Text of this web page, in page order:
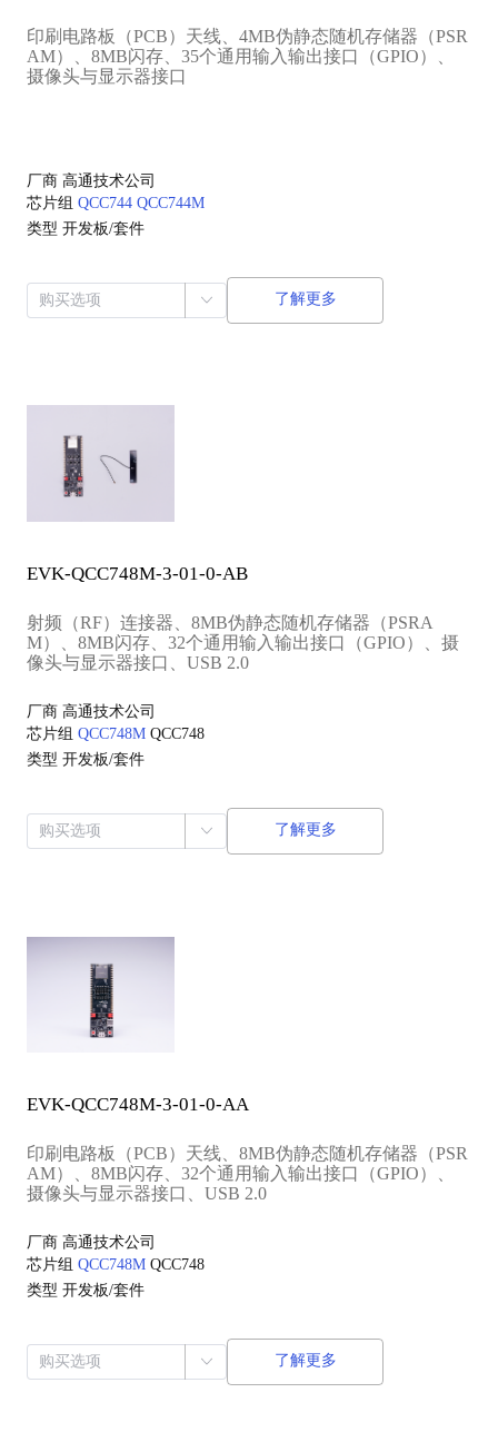
印刷电路板（PCB）天线、4MB伪静态随机存储器（PSR
AM）、8MB闪存、35个通用输入输出接口（GPIO）、
摄像头与显示器接口
厂商 高通技术公司
芯片组 QCC744 QCC744M
类型 开发板/套件
了解更多
EVK-QCC748M-3-01-0-AB
射频（RF）连接器、8MB伪静态随机存储器（PSRA
M）、8MB闪存、32个通用输入输出接口（GPIO）、摄
像头与显示器接口、USB 2.0
厂商 高通技术公司
芯片组 QCC748M QCC748
类型 开发板/套件
了解更多
EVK-QCC748M-3-01-0-AA
印刷电路板（PCB）天线、8MB伪静态随机存储器（PSR
AM）、8MB闪存、32个通用输入输出接口（GPIO）、
摄像头与显示器接口、USB 2.0‌
厂商 高通技术公司
芯片组 QCC748M QCC748
类型 开发板/套件
了解更多